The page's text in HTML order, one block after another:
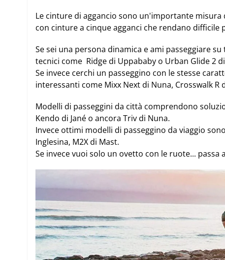
Le cinture di aggancio sono un'importante
con cinture a cinque agganci che rendano difficile
Se sei una persona dinamica e ami passeggiare
tecnici come Ridge di Uppababy o Urban Glide 2
Se invece cerchi un passeggino con le stesse
interessanti come Mixx Next di Nuna, Crosswalk R
Modelli di passeggini da città comprendono
Kendo di Jané o ancora Triv di Nuna.
Invece ottimi modelli di passeggino da viaggio
Inglesina, M2X di Mast.
Se invece vuoi solo un ovetto con le ruote... passa